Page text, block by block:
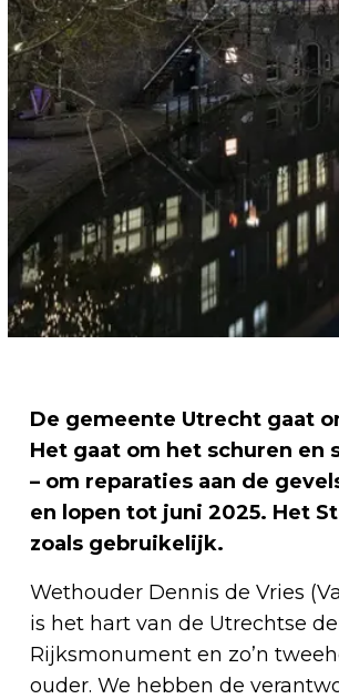
De gemeente Utrecht gaat
Het gaat om het schuren en
– om reparaties aan de
en lopen tot juni 2025. Het
zoals gebruikelijk.
Wethouder Dennis de Vries
is het hart van de Utrechtse
Rijksmonument en zo’n
ouder. We hebben de